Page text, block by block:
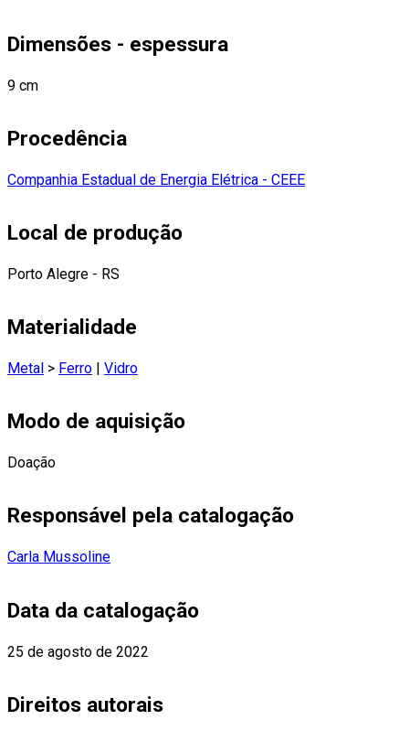
Dimensões - espessura
9 cm
Procedência
Companhia Estadual de Energia Elétrica - CEEE
Local de produção
Porto Alegre - RS
Materialidade
Metal > Ferro | Vidro
Modo de aquisição
Doação
Responsável pela catalogação
Carla Mussoline
Data da catalogação
25 de agosto de 2022
Direitos autorais